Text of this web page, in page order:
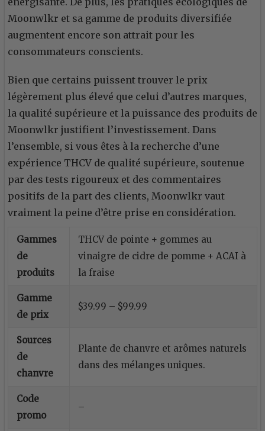
Moonwlkr et sa gamme de produits diversifiée
augmentent encore son attrait pour les
consommateurs conscients.
Bien que certains puissent trouver le prix
légèrement plus élevé que celui d’autres marques,
la qualité supérieure et la puissance des produits de
Moonwlkr justifient l’investissement. Dans
l’ensemble, si vous êtes à la recherche d’une
expérience THCV de qualité supérieure, soutenue
par des tests rigoureux et des commentaires
positifs de la part des clients, Moonwlkr vaut
vraiment la peine d’être prise en considération.
Gammes
de
produits
THCV de pointe + gommes au
vinaigre de cidre de pomme + ACAI à
la fraise
Gamme
de prix
$39.99 – $99.99
Sources
de
chanvre
Plante de chanvre et arômes naturels
dans des mélanges uniques.
Code
promo
–